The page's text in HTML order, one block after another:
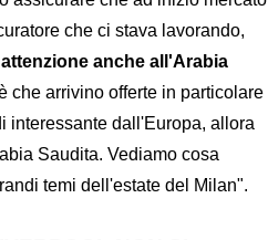
che ci stava lavorando,
anche all'Arabia
che arrivino offerte in particolare
interessante dall'Europa, allora
Saudita. Vediamo cosa
temi dell'estate del Milan".